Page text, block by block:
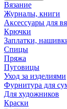
Вязание
Журналы, книги
Аксессуары для
Крючки
Заплатки,
Спицы
Пряжа
Пуговицы
Уход за изделиями
Фурнитура для
Для художников
Краски